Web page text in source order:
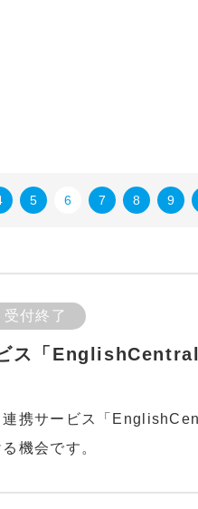
5 6 7 8 9
受付終了
ス「EnglishCentral
連携サービス「
機会です。